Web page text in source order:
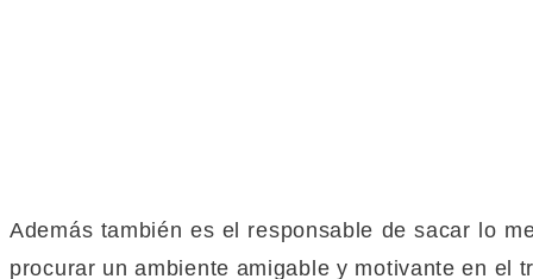
Además también es el responsable de sacar lo
procurar un ambiente amigable y motivante en el